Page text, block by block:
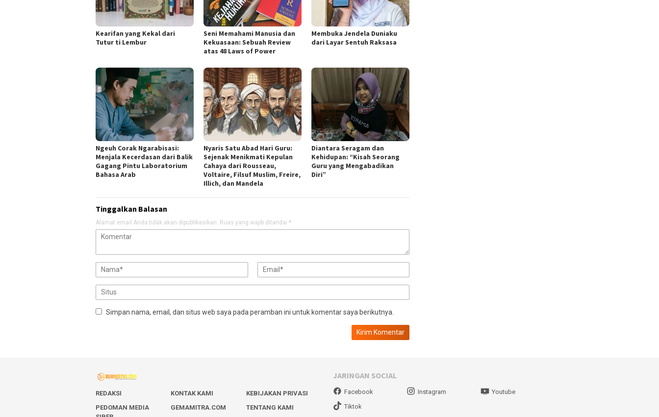
Kearifan yang Kekal dari
Tutur ti Lembur
Seni Memahami Manusia dan
Kekuasaan: Sebuah Review
atas 48 Laws of Power
Membuka Jendela Duniaku
dari Layar Sentuh Raksasa
Ngeuh Corak Ngarabisasi:
Menjala Kecerdasan dari Balik
Gagang Pintu Laboratorium
Bahasa Arab
Nyaris Satu Abad Hari Guru:
Sejenak Menikmati Kepulan
Cahaya dari Rousseau,
Voltaire, Filsuf Muslim, Freire,
Illich, dan Mandela
Diantara Seragam dan
Kehidupan: “Kisah Seorang
Guru yang Mengabadikan
Diri”
Tinggalkan Balasan
Alamat email Anda tidak akan dipublikasikan. Ruas yang wajib ditandai *
Simpan nama, email, dan situs web saya pada peramban ini untuk komentar saya berikutnya.
REDAKSI KONTAK KAMI
KEBIJAKAN PRIVASI
PEDOMAN MEDIA
GEMAMITRA.COM TENTANG KAMI
JARINGAN SOCIAL
Facebook Instagram
Youtube
Tiktok